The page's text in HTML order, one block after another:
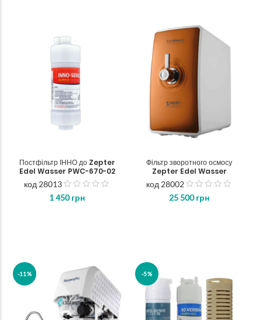
Постфільтр ІННО до Zepter
Edel Wasser PWC-670-02
код 28013
1 450грн
Фільтр зворотного осмосу
Zepter Edel Wasser
код 28002
25 500грн
-11% -5%